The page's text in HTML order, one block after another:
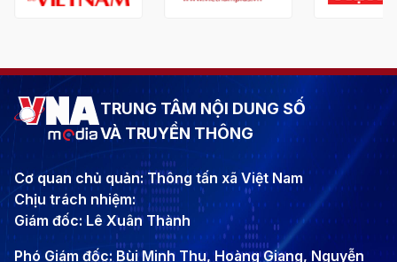
TRUNG TÂM NỘI DUNG SỐ
VÀ TRUYỀN THÔNG
Cơ quan chủ quản: Thông tấn xã Việt Nam
Chịu trách nhiệm:
Giám đốc: Lê Xuân Thành
Phó Giám đốc: Bùi Minh Thu, Hoàng Giang, Nguyễn